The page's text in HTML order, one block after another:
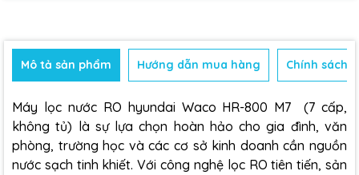
Mô tả sản phẩm Hướng dẫn mua hàng Chính sách
Máy lọc nước RO hyundai Waco HR-800 M7 (7 cấp,
không tủ) là sự lựa chọn hoàn hảo cho gia đình, văn
phòng, trường học và các cơ sở kinh doanh cần nguồn
nước sạch tinh khiết. Với công nghệ lọc RO tiên tiến, sản